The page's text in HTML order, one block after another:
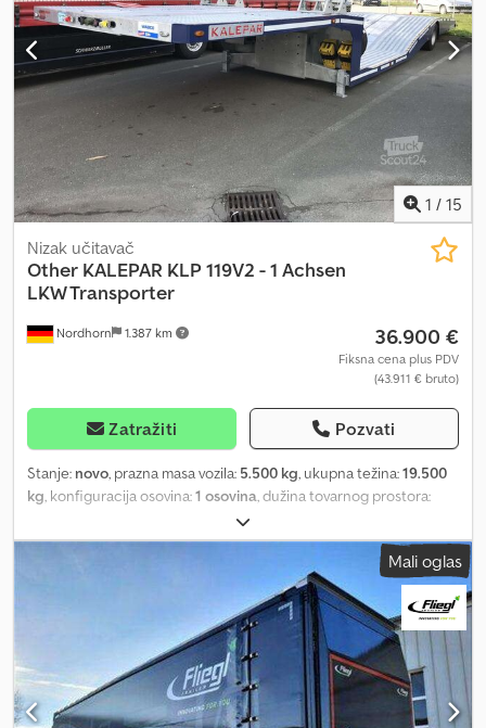
1 / 15
Nordhorn 1.387 km
Nizak učitavač
Other KALEPAR KLP 119V2 - 1 Achsen
LKW Transporter
36.900 €
Fiksna cena plus PDV
(43.911 € bruto)
Zatražiti Pozvati
Stanje: novo, prazna masa vozila: 5.500 kg, ukupna težina:19.500
kg , konfiguracija osovina:1 osovina , dužina tovarnog prostora:
, širina utovarnog prostora:
prostora:1.100 mm, suspencija:vazduh, dimenzija gume:215 75
TRANSPORTER ZA KAMIONE* - 1x 9 tona SAF ili BPW osovina -
100% pocinkovan / 100% galvanizovan - Dozvoljena ukupna masa:
- Sopstvena težina: cca 5500kg - Wabco 2S-2M EBS kočioni
sistem - Aspöck 24V elektroinstalacija prema EU standardima -
Vazdušno ogibljenje - Hidraulična sajla vitla Hammerwinch 8t sa
daljinskim upravljačem (Teleradio) - Hidraulično zadnje izvlačenje
pune širine 2550mm i dužine 1500mm - Dužina: 11800mm - Dužina
Mali oglas